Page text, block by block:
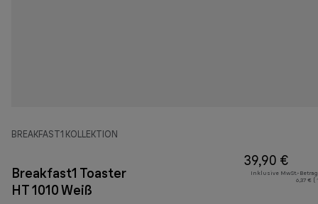
BREAKFAST1 KOLLEKTION
Breakfast1 Toaster
HT 1010 Weiß
39,90 €
Inklusive MwSt.-
6,37 € (